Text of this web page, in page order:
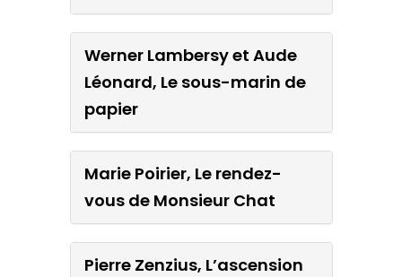
Werner Lambersy et Aude
Léonard, Le sous-marin de
papier
Marie Poirier, Le rendez-
vous de Monsieur Chat
Pierre Zenzius, L’ascension